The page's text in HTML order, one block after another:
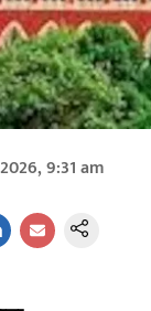
9:31 am